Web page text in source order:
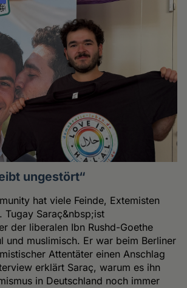
ungestört“
hat viele Feinde, Extemisten
Tugay Saraç&nbsp;ist
der liberalen Ibn Rushd-Goethe
und muslimisch. Er war beim Berliner
Attentäter einen Anschlag
erklärt Saraç, warum es ihn
in Deutschland noch immer